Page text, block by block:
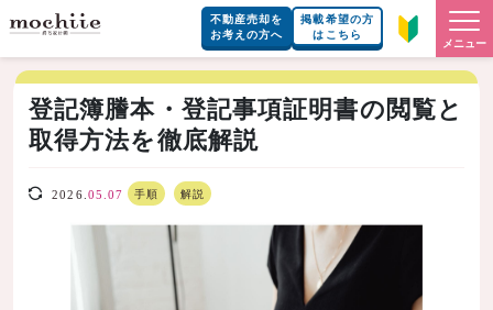
不動産売却を
お考えの方へ
掲載希望の方
はこちら
メニュー
登記簿謄本・登記事項証明書の閲覧と
取得方法を徹底解説
2026. 05.07 手順 解説